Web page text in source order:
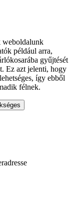
weboldalunk
például arra,
gyűjtését
Ez azt jelenti, hogy
így ebből
félnek.